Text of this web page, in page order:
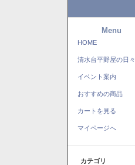
Menu
HOME
清水台平野屋の日々
イベント案内
おすすめの商品
カートを見る
マイページへ
カテゴリ